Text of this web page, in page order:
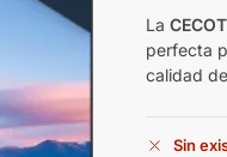
La
perfecta
calidad
Sin